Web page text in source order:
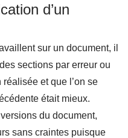
d’un
sur un document, il
sections par erreur ou
et que l’on se
était mieux.
du document,
sans craintes puisque